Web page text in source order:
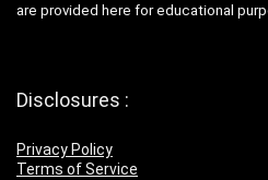
are provided here for educational
Disclosures :
Privacy Policy
Terms of Service